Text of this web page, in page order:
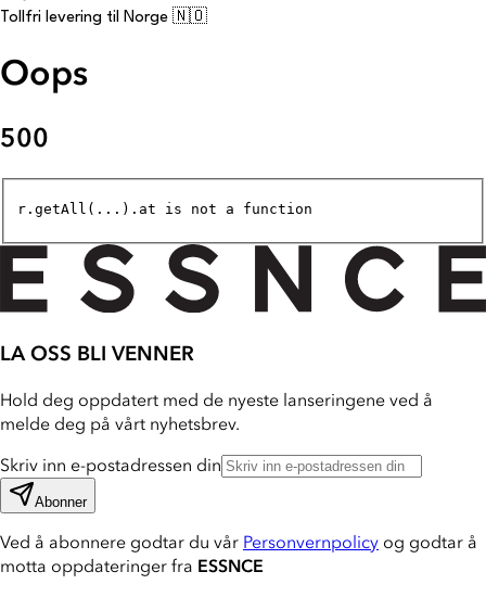
Tollfri levering til Norge 🇳🇴
Oops
500
r.getAll(...).at is not a function
LA OSS BLI VENNER
Hold deg oppdatert med de nyeste lanseringene ved å
melde deg på vårt nyhetsbrev.
Skriv inn e-postadressen din
Abonner
Ved å abonnere godtar du vår Personvernpolicy og godtar å
motta oppdateringer fra ESSNCE